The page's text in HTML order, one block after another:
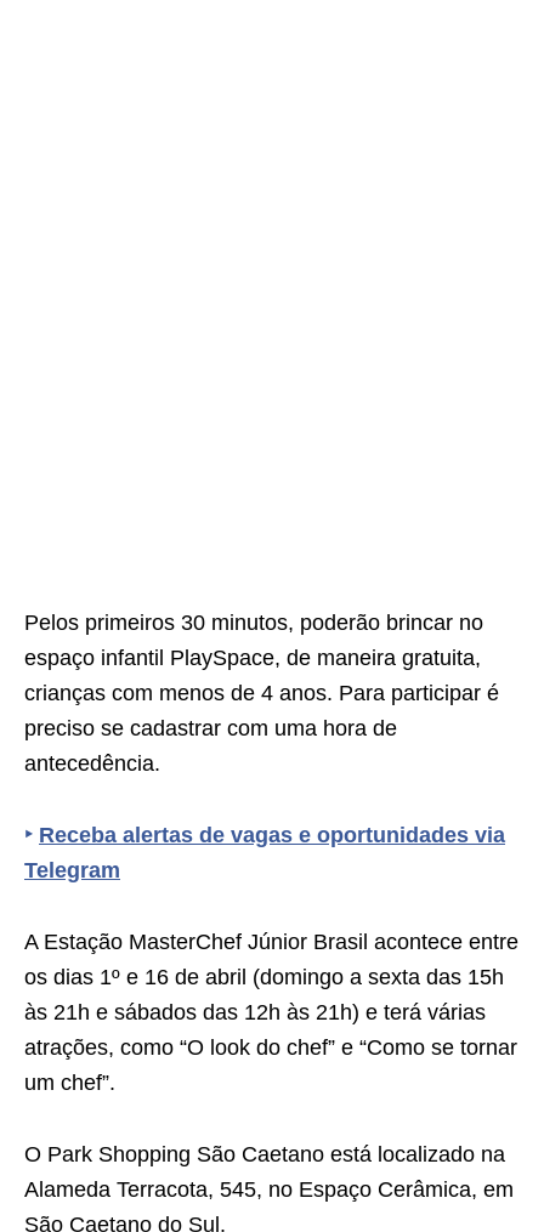
Pelos primeiros 30 minutos, poderão brincar no
espaço infantil PlaySpace, de maneira gratuita,
crianças com menos de 4 anos. Para participar é
preciso se cadastrar com uma hora de
antecedência.
‣ Receba alertas de vagas e oportunidades via
Telegram
A Estação MasterChef Júnior Brasil acontece entre
os dias 1º e 16 de abril (domingo a sexta das 15h
às 21h e sábados das 12h às 21h) e terá várias
atrações, como “O look do chef” e “Como se tornar
um chef”.
O Park Shopping São Caetano está localizado na
Alameda Terracota, 545, no Espaço Cerâmica, em
São Caetano do Sul.